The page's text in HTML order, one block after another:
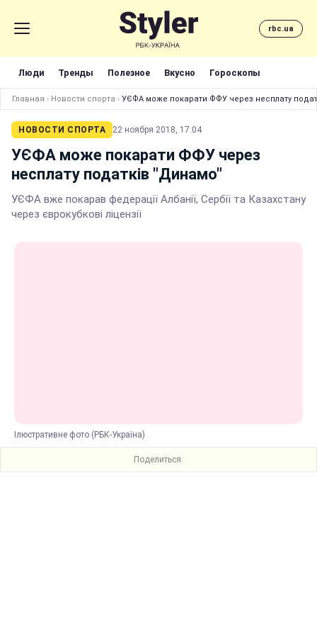
rbc.ua
Люди Тренды Полезное Вкусно Гороскопы
Главная › Новости спорта › УЄФА може покарати ФФУ через несплату
НОВОСТИ СПОРТА 22 ноября 2018, 17:04
УЄФА може покарати ФФУ через
несплату податків "Динамо"
УЄФА вже покарав федерації Албанії, Сербії та Казахстану
через єврокубкові ліцензії
Ілюстративне фото (РБК-Україна)
Поделиться: